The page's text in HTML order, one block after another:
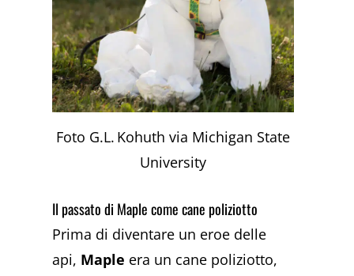
Foto G.L. Kohuth via Michigan State
University
Il passato di Maple come cane poliziotto
Prima di diventare un eroe delle
api, Maple era un cane poliziotto,